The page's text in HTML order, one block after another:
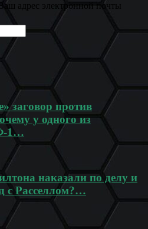
адрес электронной почты
заговор против
у одного из
1…
наказали по делу и
с Расселлом?…